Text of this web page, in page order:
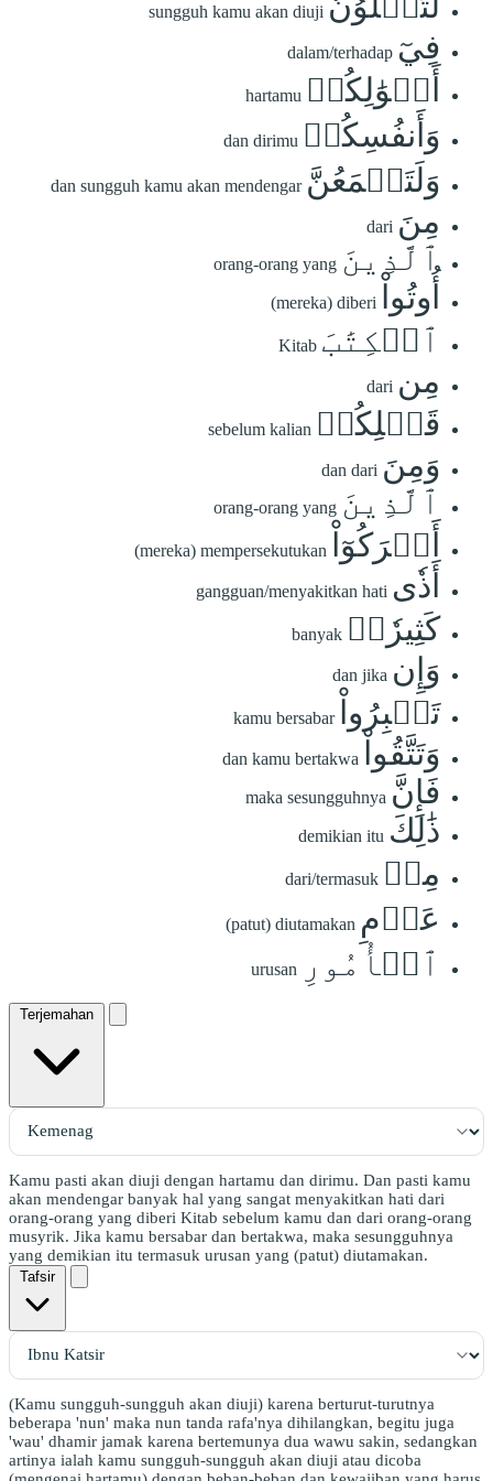
sungguh kamu akan diuji
فِيٓ dalam/terhadap
أَمۡوَٰلِكُمۡ hartamu
وَأَنفُسِكُمۡ dan dirimu
وَلَتَسۡمَعُنَّ dan sungguh kamu akan mendengar
مِنَ dari
ٱلَّذِينَ orang-orang yang
أُوتُواْ (mereka) diberi
ٱلۡكِتَٰبَ Kitab
مِن dari
قَبۡلِكُمۡ sebelum kalian
وَمِنَ dan dari
ٱلَّذِينَ orang-orang yang
أَشۡرَكُوٓاْ (mereka) mempersekutukan
أَذٗى gangguan/menyakitkan hati
كَثِيرٗاۚ banyak
وَإِن dan jika
تَصۡبِرُواْ kamu bersabar
وَتَتَّقُواْ dan kamu bertakwa
فَإِنَّ maka sesungguhnya
ذَٰلِكَ demikian itu
مِنۡ dari/termasuk
عَزۡمِ (patut) diutamakan
ٱلۡأُمُورِ urusan
Terjemahan
Kamu pasti akan diuji dengan hartamu dan dirimu. Dan pasti kamu
akan mendengar banyak hal yang sangat menyakitkan hati dari
orang-orang yang diberi Kitab sebelum kamu dan dari orang-orang
musyrik. Jika kamu bersabar dan bertakwa, maka sesungguhnya
yang demikian itu termasuk urusan yang (patut) diutamakan.
Tafsir
(Kamu sungguh-sungguh akan diuji) karena berturut-turutnya
beberapa 'nun' maka nun tanda rafa'nya dihilangkan, begitu juga
'wau' dhamir jamak karena bertemunya dua wawu sakin, sedangkan
artinya ialah kamu sungguh-sungguh akan diuji atau dicoba